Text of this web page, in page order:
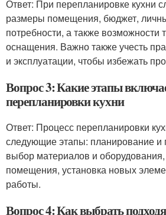
Ответ: При перепланировке кухни
размеры помещения, бюджет,
потребности, а также возможности
оснащения. Важно также учесть
и эксплуатации, чтобы избежать
Вопрос 3: Какие этапы
перепланировки кухни
Ответ: Процесс перепланировки
следующие этапы: планирование и
выбор материалов и оборудования,
помещения, установка новых
работы.
Вопрос 4: Как выбрать